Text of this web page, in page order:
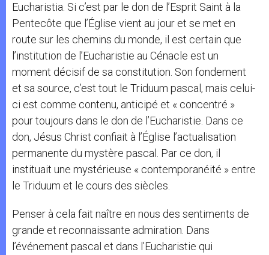
Eucharistia. Si c’est par le don de l’Esprit Saint à la
Pentecôte que l’Église vient au jour et se met en
route sur les chemins du monde, il est certain que
l’institution de l’Eucharistie au Cénacle est un
moment décisif de sa constitution. Son fondement
et sa source, c’est tout le Triduum pascal, mais celui-
ci est comme contenu, anticipé et « concentré »
pour toujours dans le don de l’Eucharistie. Dans ce
don, Jésus Christ confiait à l’Église l’actualisation
permanente du mystère pascal. Par ce don, il
instituait une mystérieuse « contemporanéité » entre
le Triduum et le cours des siècles.
Penser à cela fait naître en nous des sentiments de
grande et reconnaissante admiration. Dans
l’événement pascal et dans l’Eucharistie qui